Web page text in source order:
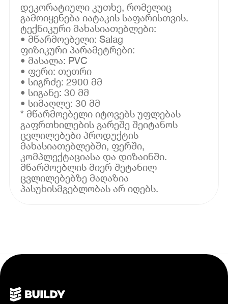
დეკორატიული კუთხე, რომელიც
გამოიყენება იატაკის საფარისთვის.
ტექნიკური მახასიათებლები:
• მწარმოებელი: Salag
ფიზიკური პარამეტრები:
• მასალა: PVC
• ფერი: თეთრი
• სიგრძე: 2900 მმ
• სიგანე: 30 მმ
• სიმაღლე: 30 მმ
* მწარმოებელი იტოვებს უფლებას
გაფრთხილების გარეშე შეიტანოს
ცვლილებები პროდუქტის
მახასიათებლებში, ფერში,
კომპლექტაციასა და დიზაინში.
მწარმოებლის მიერ შეტანილ
ცვლილებებზე მაღაზია
პასუხისმგებლობას არ იღებს.